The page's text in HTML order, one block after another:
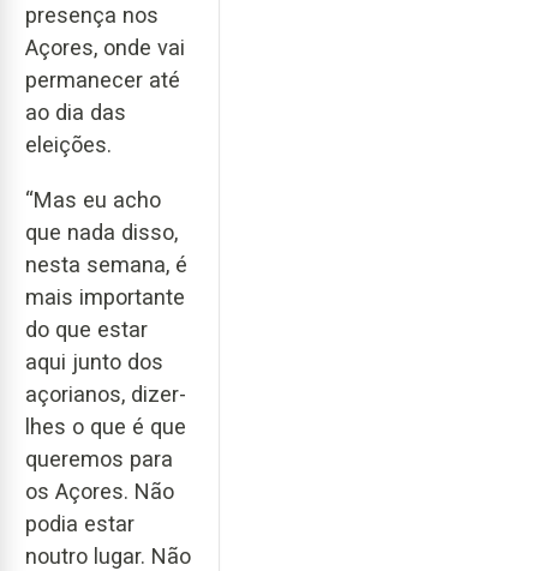
presença nos
Açores, onde vai
permanecer até
ao dia das
eleições.
“Mas eu acho
que nada disso,
nesta semana, é
mais importante
do que estar
aqui junto dos
açorianos, dizer-
lhes o que é que
queremos para
os Açores. Não
podia estar
noutro lugar. Não